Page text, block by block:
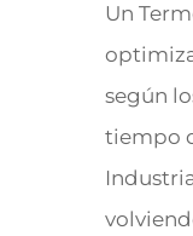
Un
según
tiempo